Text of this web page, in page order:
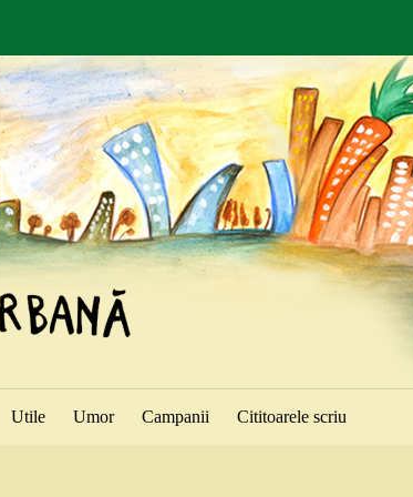
Utile Umor Campanii Cititoarele scriu